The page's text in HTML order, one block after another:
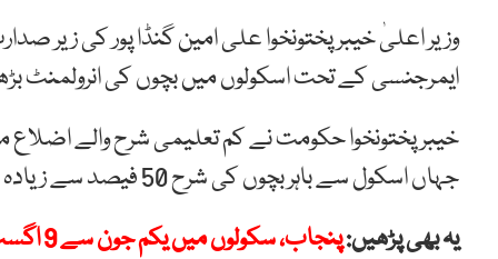
وزیر اعلیٰ خیبر پختونخوا علی امین گنڈا پور کی زیر
ایمرجنسی کے تحت اسکولوں میں بچوں کی انرولمنٹ
خیبر پختونخوا حکومت نے کم تعلیمی شرح والے
جہاں اسکول سے باہر بچوں کی شرح 50 فیصد سے زیادہ ہے وہاں تعلیمی ایمرجنسی لگائی جائے گی۔
یہ بھی پڑھیں:پنجاب، سکولوں میں یکم جون سے 9 اگست تک موسم گرما کی تعطیلات کا اعلان